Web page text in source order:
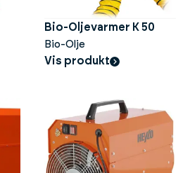
Bio-Oljevarmer K 50
Bio-Olje
Vis produkt